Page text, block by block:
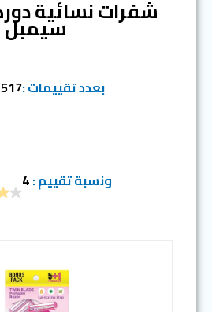
سيمبل
بعدد تقييمات :517
ونسبة تقييم :4